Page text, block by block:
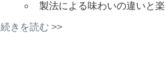
製法による味わいの違いと
続きを読む >>